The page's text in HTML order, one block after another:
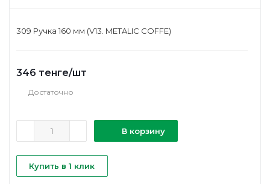
309 Ручка 160 мм (V13. METALIC COFFE)
346 тенге/шт
Достаточно
В корзину
Купить в 1 клик